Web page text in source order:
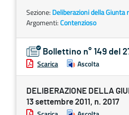
Sezione: Deliberazioni della Giunta
Argomenti:Contenzioso
Bollettino n° 149 del
Scarica Ascolta
DELIBERAZIONE DELLA
13 settembre 2011, n. 2017